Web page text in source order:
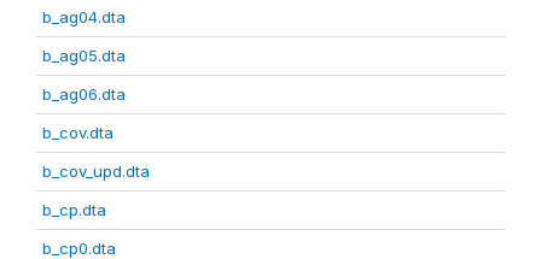
b_ag04.dta
b_ag05.dta
b_ag06.dta
b_cov.dta
b_cov_upd.dta
b_cp.dta
b_cp0.dta